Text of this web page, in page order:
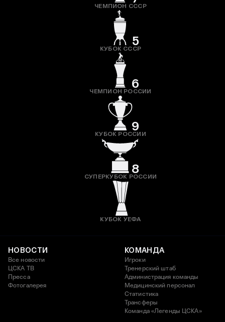
ЧЕМПИОН СССР
5
КУБОК СССР
6
ЧЕМПИОН РОССИИ
9
КУБОК РОССИИ
8
СУПЕРКУБОК РОССИИ
КУБОК УЕФА
НОВОСТИ
Все новости
ЦСКА ТВ
Пресса
Фотогалерея
КОМАНДА
Игроки
Тренерский штаб
Администрация команды
Медицинский персонал
Статистика
Трансферы
Команда «Легенды ЦСКА»